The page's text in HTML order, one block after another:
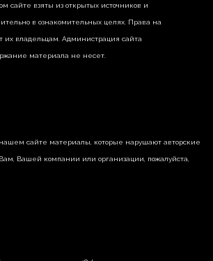
сайте взяты из открытых источников и
в ознакомительных целях. Права на
владельцам. Администрация сайта
материала не несет.
сайте материалы, которые нарушают авторские
Вашей компании или организации, пожалуйста,